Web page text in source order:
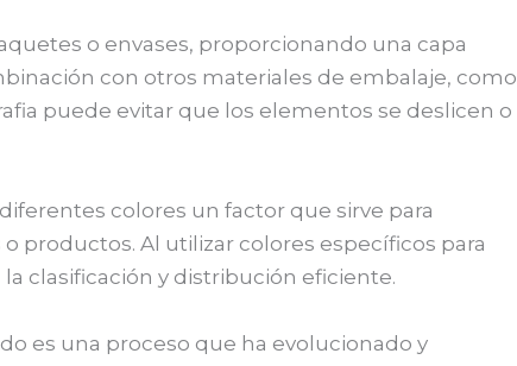
o envases, proporcionando una capa
con otros materiales de embalaje, como
puede evitar que los elementos se deslicen o
colores un factor que sirve para
productos. Al utilizar colores específicos para
clasificación y distribución eficiente.
es una proceso que ha evolucionado y